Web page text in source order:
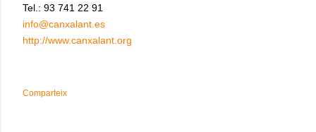
Tel.: 93 741 22 91
info@canxalant.es
http://www.canxalant.org
Comparteix